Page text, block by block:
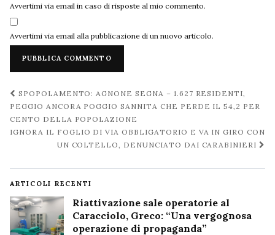
Avvertimi via email in caso di risposte al mio commento.
Avvertimi via email alla pubblicazione di un nuovo articolo.
Navigazione
post
SPOPOLAMENTO: AGNONE SEGNA – 1.627 RESIDENTI,
PEGGIO ANCORA POGGIO SANNITA CHE PERDE IL 54,2 PER
CENTO DELLA POPOLAZIONE
IGNORA IL FOGLIO DI VIA OBBLIGATORIO E VA IN GIRO CON
UN COLTELLO, DENUNCIATO DAI CARABINIERI
ARTICOLI RECENTI
Riattivazione sale operatorie al
Caracciolo, Greco: “Una vergognosa
operazione di propaganda”